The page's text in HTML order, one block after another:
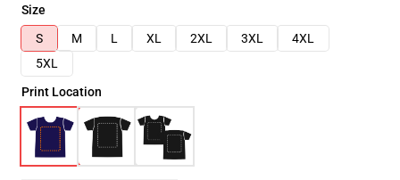
Size
S
M L XL 2XL 3XL
4XL
5XL
Print Location